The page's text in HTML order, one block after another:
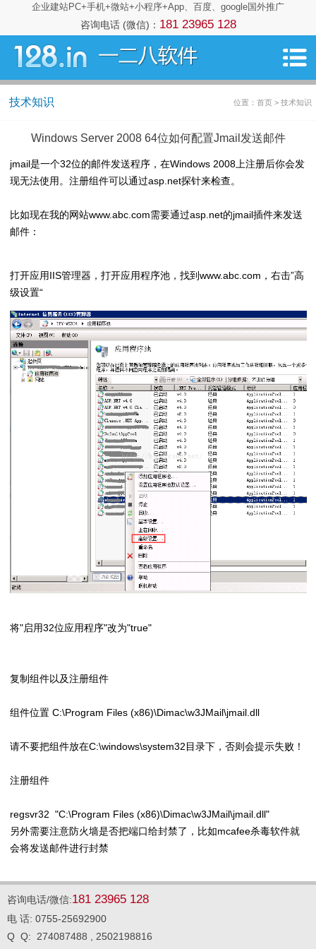
企业建站PC+手机+微站+小程序+App、百度、google国外推广
咨询电话 (微信)： 181 23965 128
技术知识 位置：首页 > 技术知识
Windows Server 2008 64位如何配置Jmail发送邮件
jmail是一个32位的邮件发送程序，在Windows 2008上注册后你会发
现无法使用。注册组件可以通过asp.net探针来检查。
比如现在我的网站www.abc.com需要通过asp.net的jmail插件来发送
邮件：
打开应用IIS管理器，打开应用程序池，找到www.abc.com，右击”高
级设置“
将"启用32位应用程序"改为"true"
复制组件以及注册组件
组件位置 C:\Program Files (x86)\Dimac\w3JMail\jmail.dll
请不要把组件放在C:\windows\system32目录下，否则会提示失败！
注册组件
regsvr32 "C:\Program Files (x86)\Dimac\w3JMail\jmail.dll"
另外需要注意防火墙是否把端口给封禁了，比如mcafee杀毒软件就
会将发送邮件进行封禁
咨询电话/微信:181 23965 128
电 话: 0755-25692900
Q Q: 274087488 , 2502198816